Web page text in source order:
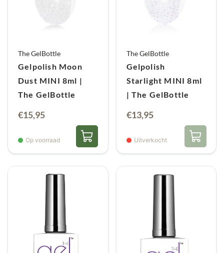
The GelBottle
Gelpolish Moon
Dust MINI 8ml |
The GelBottle
€15,95
Op voorraad
The GelBottle
Gelpolish
Starlight MINI 8ml
| The GelBottle
Oorspronkelijke
was:
€15,95.
€13,95Huidige
is:
€13,95.
Uitverkocht